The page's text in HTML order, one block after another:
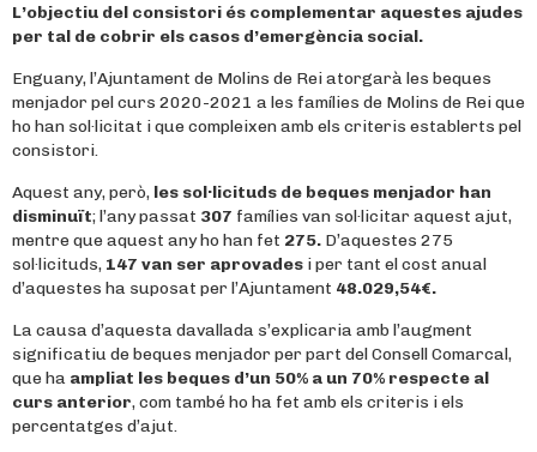
L’objectiu del consistori és complementar aquestes ajudes
per tal de cobrir els casos d’emergència social.
Enguany, l’Ajuntament de Molins de Rei atorgarà les beques
menjador pel curs 2020-2021 a les famílies de Molins de Rei que
ho han sol·licitat i que compleixen amb els criteris establerts pel
consistori.
Aquest any, però, les sol·licituds de beques menjador han
disminuït; l’any passat 307 famílies van sol·licitar aquest ajut,
mentre que aquest any ho han fet 275. D’aquestes 275
sol·licituds, 147 van ser aprovades i per tant el cost anual
d’aquestes ha suposat per l’Ajuntament 48.029,54€.
La causa d’aquesta davallada s’explicaria amb l’augment
significatiu de beques menjador per part del Consell Comarcal,
que ha ampliat les beques d’un 50% a un 70% respecte al
curs anterior, com també ho ha fet amb els criteris i els
percentatges d’ajut.